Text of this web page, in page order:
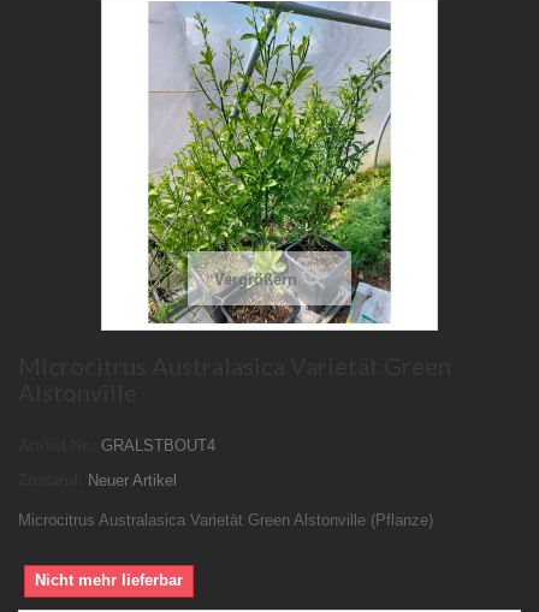
Vergrößern
GRALSTBOUT4
Neuer Artikel
Microcitrus Australasica Varietät Green Alstonville (Pflanze)
Nicht mehr lieferbar